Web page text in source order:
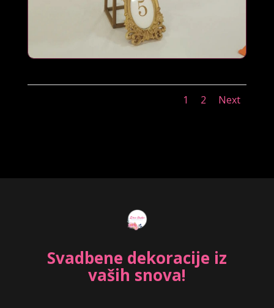
1 2 Next
Svadbene dekoracije iz
vaših snova!